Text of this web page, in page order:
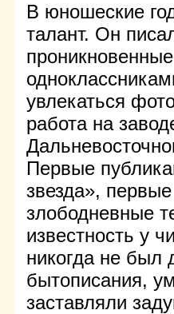
В юношеские
талант. Он
увлекаться
работа на
Первые
звезда»,
злободневные
известность у
никогда не
бытописания,
заставляли